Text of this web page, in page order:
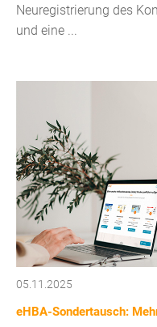
Neuregistrierung des
und eine ...
05.11.2025
eHBA-Sondertausch: